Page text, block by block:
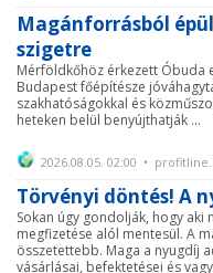
Magánforrásból
szigetre
Mérföldkőhöz érkezett Óbuda
Budapest főépítésze
szakhatóságokkal és
heteken belül benyújthatják ...
2026.08.05. 02:00 •
Törvényi döntés! A
Sokan úgy gondolják, hogy
megfizetése alól mentesül. A
összetettebb. Maga a nyugdíj
vásárlásai, befektetései és